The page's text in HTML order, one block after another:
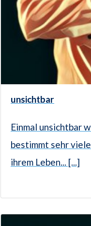
unsichtbar
Einmal unsichtbar
bestimmt sehr
ihrem Leben... [...]